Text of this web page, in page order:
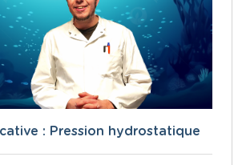
: Pression hydrostatique